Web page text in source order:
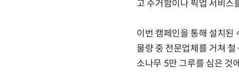
고 수거함이나 픽업 서비스
이번 캠페인을 통해 설치된
물량 중 전문업체를 거쳐
소나무 5만 그루를 심은 것